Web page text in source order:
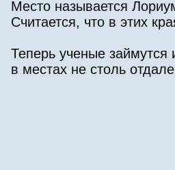
Место называется
Считается, что в этих
Теперь ученые займутся
в местах не столь